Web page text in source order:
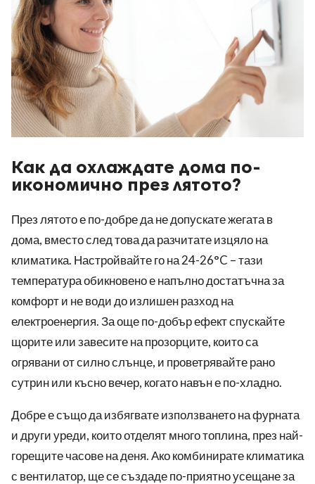
Как да охлаждате дома по-
икономично през лятото?
През лятото е по-добре да не допускате жегата в
дома, вместо след това да разчитате изцяло на
климатика. Настройвайте го на 24-26°C – тази
температура обикновено е напълно достатъчна за
комфорт и не води до излишен разход на
електроенергия. За още по-добър ефект спускайте
щорите или завесите на прозорците, които са
огрявани от силно слънце, и проветрявайте рано
сутрин или късно вечер, когато навън е по-хладно.
Добре е също да избягвате използването на фурната
и други уреди, които отделят много топлина, през най-
горещите часове на деня. Ако комбинирате климатика
с вентилатор, ще се създаде по-приятно усещане за